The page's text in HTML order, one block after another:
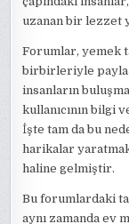
uzanan bir lezzet
Forumlar, yemek
birbirleriyle
insanların
kullanıcının bilgi
İşte tam da bu
harikalar
haline gelmiştir.
Bu forumlardaki
aynı zamanda ev